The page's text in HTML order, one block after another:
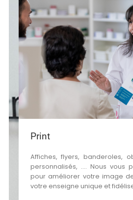
Print
Affiches, flyers, banderoles,
personnalisés, …. Nous vous
pour améliorer votre image
votre enseigne unique et